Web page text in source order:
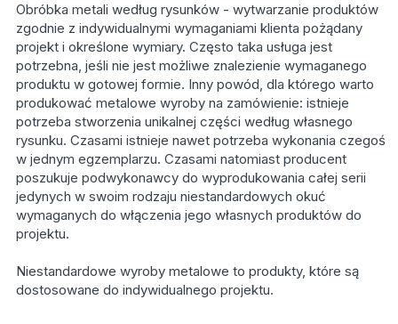
Obróbka metali według rysunków - wytwarzanie produktów
zgodnie z indywidualnymi wymaganiami klienta pożądany
projekt i określone wymiary. Często taka usługa jest
potrzebna, jeśli nie jest możliwe znalezienie wymaganego
produktu w gotowej formie. Inny powód, dla którego warto
produkować metalowe wyroby na zamówienie: istnieje
potrzeba stworzenia unikalnej części według własnego
rysunku. Czasami istnieje nawet potrzeba wykonania czegoś
w jednym egzemplarzu. Czasami natomiast producent
poszukuje podwykonawcy do wyprodukowania całej serii
jedynych w swoim rodzaju niestandardowych okuć
wymaganych do włączenia jego własnych produktów do
projektu.
Niestandardowe wyroby metalowe to produkty, które są
dostosowane do indywidualnego projektu.